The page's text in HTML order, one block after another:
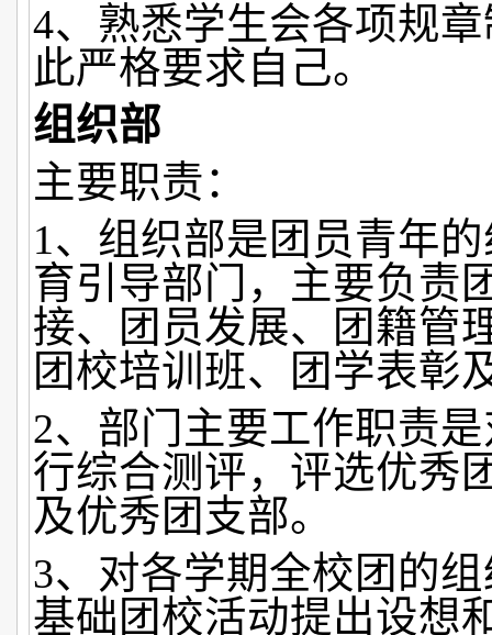
4、熟悉学生会各项规
此严格要求自己。
组织部
主要职责：
1、组织部是团员青年
育引导部门，主要负责
接、团员发展、团籍管
团校培训班、团学表彰
2、部门主要工作职责
行综合测评，评选优秀
及优秀团支部。
3、对各学期全校团的
基础团校活动提出设想